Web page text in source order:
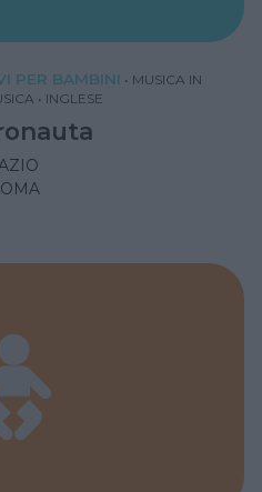
PER BAMBINI • MUSICA IN
• INGLESE